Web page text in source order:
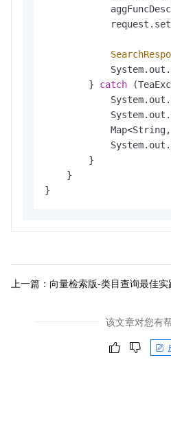
        }
catch
        }
    }
}
上一篇： 向量检索版-类目查询最佳实
该文章对您有